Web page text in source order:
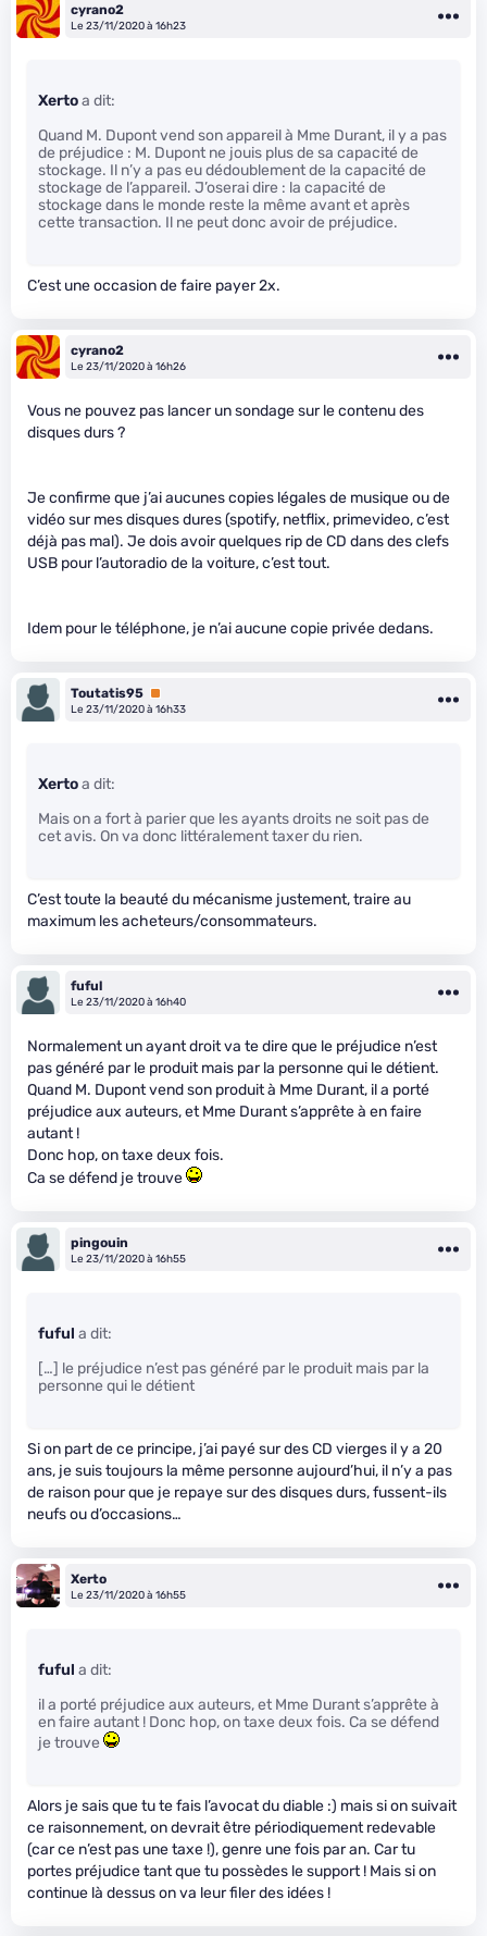
cyrano2
Le 23/11/2020 à 16h23
Xertoa dit:
Quand M. Dupont vend son appareil à Mme Durant, il y a pas
de préjudice : M. Dupont ne jouis plus de sa capacité de
stockage. Il n’y a pas eu dédoublement de la capacité de
stockage de l’appareil. J’oserai dire : la capacité de
stockage dans le monde reste la même avant et après
cette transaction. Il ne peut donc avoir de préjudice.
C’est une occasion de faire payer 2x.
cyrano2
Le 23/11/2020 à 16h26
Vous ne pouvez pas lancer un sondage sur le contenu des
disques durs ?
Je confirme que j’ai aucunes copies légales de musique ou de
vidéo sur mes disques dures (spotify, netflix, primevideo, c’est
déjà pas mal). Je dois avoir quelques rip de CD dans des clefs
USB pour l’autoradio de la voiture, c’est tout.
Idem pour le téléphone, je n’ai aucune copie privée dedans.
Toutatis95 Premium
Le 23/11/2020 à 16h33
Xertoa dit:
Mais on a fort à parier que les ayants droits ne soit pas de
cet avis. On va donc littéralement taxer du rien.
C’est toute la beauté du mécanisme justement, traire au
maximum les acheteurs/consommateurs.
fuful
Le 23/11/2020 à 16h40
Normalement un ayant droit va te dire que le préjudice n’est
pas généré par le produit mais par la personne qui le détient.
Quand M. Dupont vend son produit à Mme Durant, il a porté
préjudice aux auteurs, et Mme Durant s’apprête à en faire
autant !
Donc hop, on taxe deux fois.
Ca se défend je trouve
pingouin
Le 23/11/2020 à 16h55
fuful a dit:
[…] le préjudice n’est pas généré par le produit mais par la
personne qui le détient
Si on part de ce principe, j’ai payé sur des CD vierges il y a 20
ans, je suis toujours la même personne aujourd’hui, il n’y a pas
de raison pour que je repaye sur des disques durs, fussent-ils
neufs ou d’occasions…
Xerto
Le 23/11/2020 à 16h55
fuful a dit:
il a porté préjudice aux auteurs, et Mme Durant s’apprête à
en faire autant ! Donc hop, on taxe deux fois. Ca se défend
je trouve
Alors je sais que tu te fais l’avocat du diable :) mais si on suivait
ce raisonnement, on devrait être périodiquement redevable
(car ce n’est pas une taxe !), genre une fois par an. Car tu
portes préjudice tant que tu possèdes le support ! Mais si on
continue là dessus on va leur filer des idées !